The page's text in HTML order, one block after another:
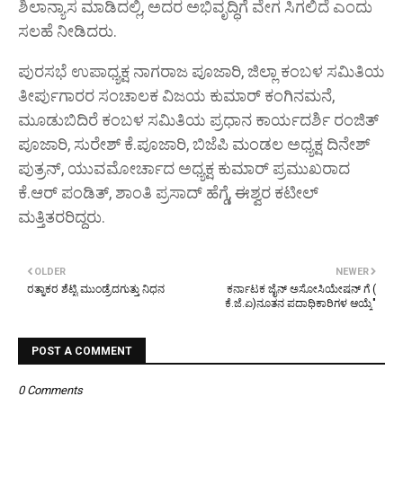
ಶಿಲಾನ್ಯಾಸ ಮಾಡಿದಲ್ಲಿ, ಅದರ ಅಭಿವೃದ್ಧಿಗೆ ವೇಗ ಸಿಗಲಿದೆ ಎಂದು
ಸಲಹೆ ನೀಡಿದರು.
ಪುರಸಭೆ ಉಪಾಧ್ಯಕ್ಷ ನಾಗರಾಜ ಪೂಜಾರಿ, ಜಿಲ್ಲಾ ಕಂಬಳ ಸಮಿತಿಯ
ತೀರ್ಪುಗಾರರ ಸಂಚಾಲಕ ವಿಜಯ ಕುಮಾರ್ ಕಂಗಿನಮನೆ,
ಮೂಡುಬಿದಿರೆ ಕಂಬಳ ಸಮಿತಿಯ ಪ್ರಧಾನ ಕಾರ್ಯದರ್ಶಿ ರಂಜಿತ್
ಪೂಜಾರಿ, ಸುರೇಶ್ ಕೆ.ಪೂಜಾರಿ, ಬಿಜೆಪಿ ಮಂಡಲ ಅಧ್ಯಕ್ಷ ದಿನೇಶ್
ಪುತ್ರನ್, ಯುವಮೋರ್ಚಾದ ಅಧ್ಯಕ್ಷ ಕುಮಾರ್ ಪ್ರಮುಖರಾದ
ಕೆ.ಆರ್ ಪಂಡಿತ್, ಶಾಂತಿ ಪ್ರಸಾದ್ ಹೆಗ್ಡೆ, ಈಶ್ವರ ಕಟೀಲ್
ಮತ್ತಿತರರಿದ್ದರು.
NEWER
ಕರ್ನಾಟಕ ಜೈನ್ ಅಸೋಸಿಯೇಷನ್ ಗೆ (
ಕೆ.ಜೆ.ಏ)ನೂತನ ಪದಾಧಿಕಾರಿಗಳ ಆಯ್ಕೆ"
OLDER
ರತ್ನಾಕರ ಶೆಟ್ಟಿ ಮುಂಡ್ರೆದಗುತ್ತು ನಿಧನ
POST A COMMENT
0 Comments